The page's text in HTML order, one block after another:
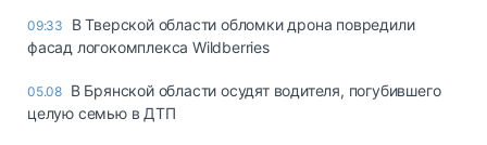
09:33
В Тверской области обломки дрона повредили
фасад логокомплекса Wildberries
05.08 В Брянской области осудят водителя, погубившего
целую семью в ДТП